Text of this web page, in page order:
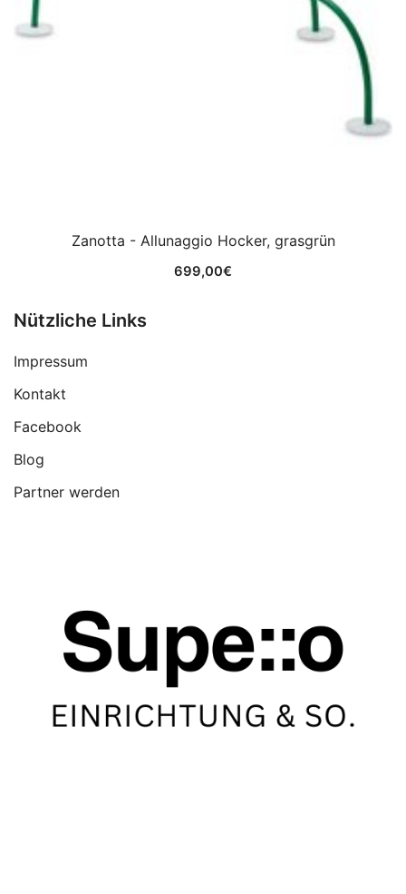
Zanotta - Allunaggio Hocker, grasgrün
699,00€
Nützliche Links
Impressum
Kontakt
Facebook
Blog
Partner werden